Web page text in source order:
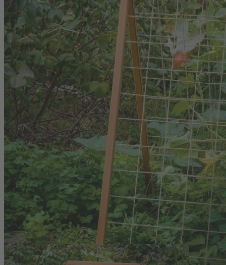
Zum Anfang der Bildergalerie springen
Artikelnr. 140567